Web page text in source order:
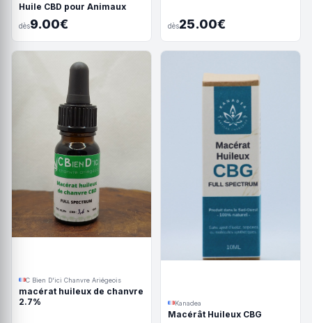
Huile CBD pour Animaux
dès9.00€ dès25.00€
C Bien D'ici Chanvre Ariégeois
macérat huileux de chanvre
2.7%
Kanadea
Macérât Huileux CBG